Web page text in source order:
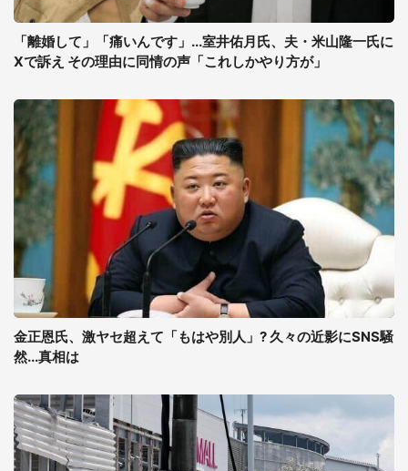
「離婚して」「痛いんです」...室井佑月氏、夫・米山隆一氏に
Xで訴え その理由に同情の声「これしかやり方が」
金正恩氏、激ヤセ超えて「もはや別人」? 久々の近影にSNS騒
然...真相は